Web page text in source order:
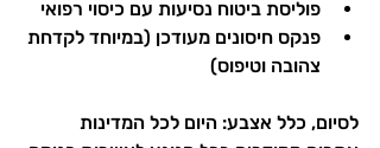
פוליסת ביטוח נסיעות עם כיסוי רפואי
פנקס חיסונים מעודכן (במיוחד לקדחת
צהובה וטיפוס)
לסיום, כלל אצבע: היום לכל המדינות